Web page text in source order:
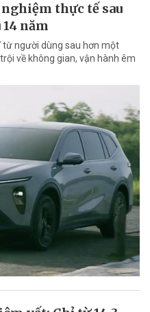
thực tế sau
năm
từ người dùng sau hơn một
về không gian, vận hành êm